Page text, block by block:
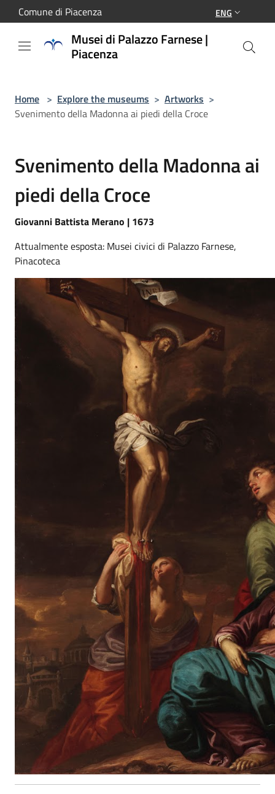
Salta al contenuto principale
Comune di Piacenza ENG
Musei di Palazzo Farnese |
Piacenza
Home > Explore the museums > Artworks >
Svenimento della Madonna ai piedi della Croce
Svenimento della Madonna ai
piedi della Croce
Giovanni Battista Merano | 1673
Attualmente esposta: Musei civici di Palazzo Farnese,
Pinacoteca